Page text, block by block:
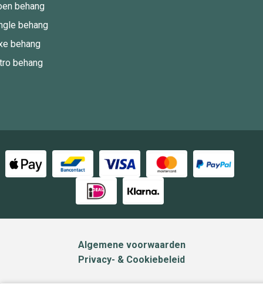
behang
behang
behang
behang
Algemene voorwaarden
Privacy- & Cookiebeleid